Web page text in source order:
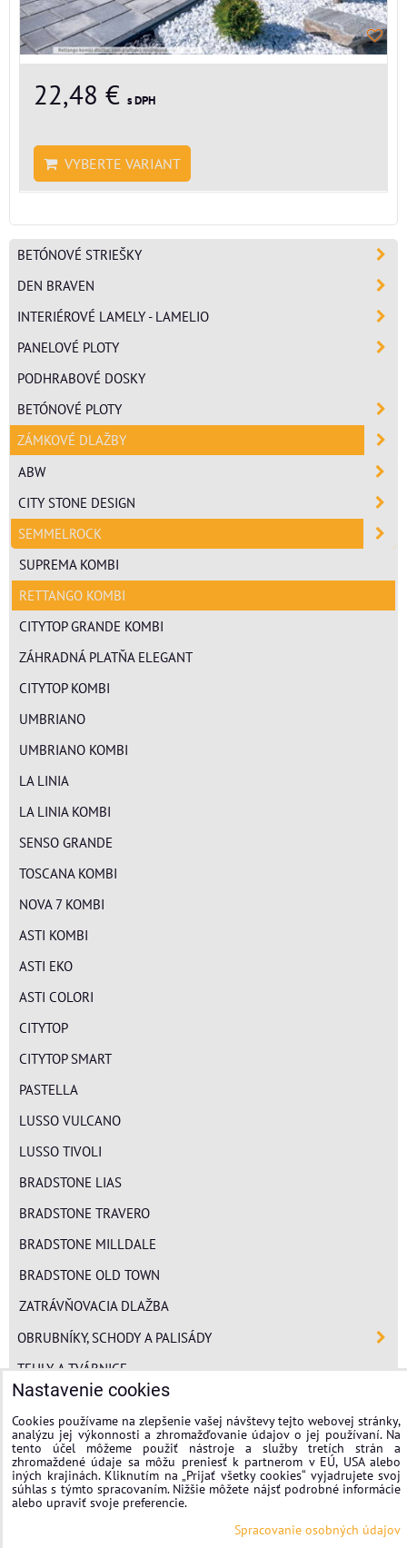
22,48 € s DPH
VYBERTE VARIANT
BETÓNOVÉ STRIEŠKY
DEN BRAVEN
INTERIÉROVÉ LAMELY - LAMELIO
PANELOVÉ PLOTY
PODHRABOVÉ DOSKY
BETÓNOVÉ PLOTY
ZÁMKOVÉ DLAŽBY
ABW
CITY STONE DESIGN
SEMMELROCK
SUPREMA KOMBI
RETTANGO KOMBI
CITYTOP GRANDE KOMBI
ZÁHRADNÁ PLATŇA ELEGANT
CITYTOP KOMBI
UMBRIANO
UMBRIANO KOMBI
LA LINIA
LA LINIA KOMBI
SENSO GRANDE
TOSCANA KOMBI
NOVA 7 KOMBI
ASTI KOMBI
ASTI EKO
ASTI COLORI
CITYTOP
CITYTOP SMART
PASTELLA
LUSSO VULCANO
LUSSO TIVOLI
BRADSTONE LIAS
BRADSTONE TRAVERO
BRADSTONE MILLDALE
BRADSTONE OLD TOWN
ZATRÁVŇOVACIA DLAŽBA
OBRUBNÍKY, SCHODY A PALISÁDY
TEHLY A TVÁRNICE
POLYSTYRÉN
MINERÁLNA VLNA
FASÁDNE OMIETKY
stavplotstavebniny
Nastavenie cookies
Cookies používame na zlepšenie vašej návštevy tejto webovej stránky,
analýzu jej výkonnosti a zhromažďovanie údajov o jej používaní. Na
tento účel môžeme použiť nástroje a služby tretích strán a
zhromaždené údaje sa môžu preniesť k partnerom v EÚ, USA alebo
iných krajinách. Kliknutím na „Prijať všetky cookies“ vyjadrujete svoj
súhlas s týmto spracovaním. Nižšie môžete nájsť podrobné informácie
alebo upraviť svoje preferencie.
Spracovanie osobných údajov